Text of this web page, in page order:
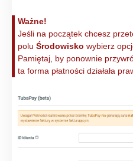
Ważne!
Jeśli na początek chcesz
polu Środowisko wybierz
Pamiętaj, by ponownie
ta forma płatności działała